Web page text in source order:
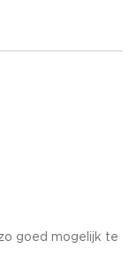
goed mogelijk te